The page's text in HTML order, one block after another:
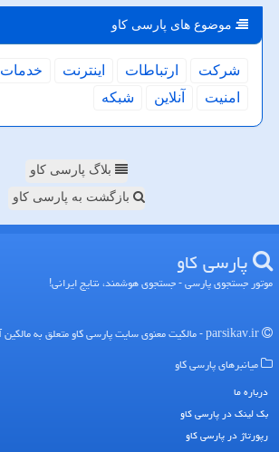
موضوع های پارسی كاو
شركت ارتباطات اینترنت خدمات
امنیت
آنلاین شبكه
بلاگ پارسی کاو
بازگشت به پارسی کاو
پارسی كاو
موتور جستجوی پارسی - جستجوی هوشمند، نتایج ایرانی!
میانبرهای پارسی كاو
درباره ما
بک لینک در پارسی كاو
رپورتاژ در پارسی كاو